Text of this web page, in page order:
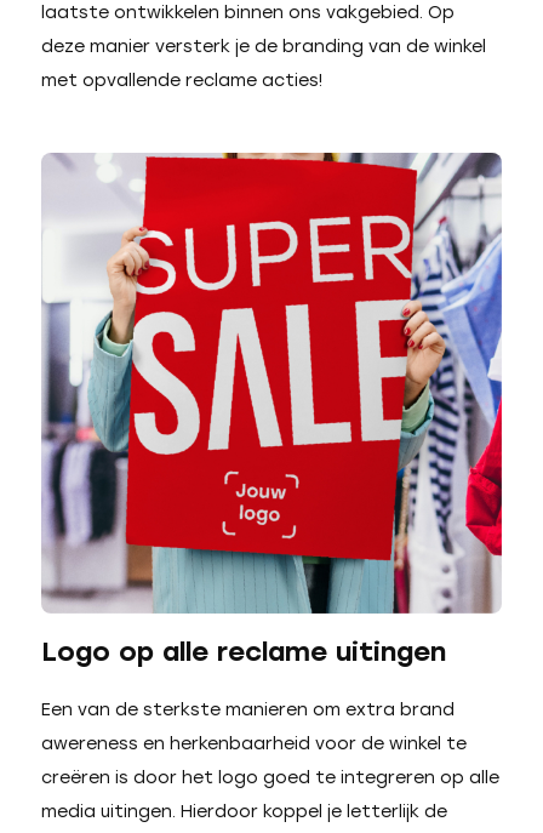
laatste ontwikkelen binnen ons vakgebied. Op
deze manier versterk je de branding van de winkel
met opvallende reclame acties!
Logo op alle reclame uitingen
Een van de sterkste manieren om extra brand
awereness en herkenbaarheid voor de winkel te
creëren is door het logo goed te integreren op alle
media uitingen. Hierdoor koppel je letterlijk de